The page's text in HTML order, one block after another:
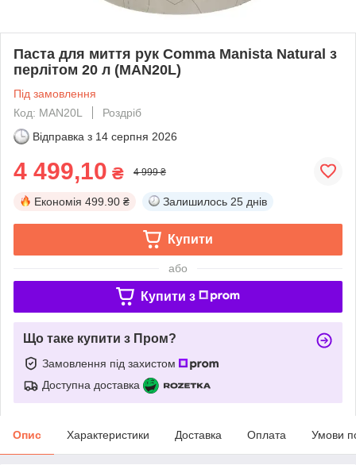
Паста для миття рук Comma Manista Natural з
перлітом 20 л (MAN20L)
Під замовлення
Код: MAN20L
Роздріб
Відправка з 14 серпня 2026
4 499,10 ₴ 4 999 ₴
Економія 499.90 ₴ Залишилось 25 днів
Купити
або
Купити з
Що таке купити з Пром?
Замовлення під захистом
Доступна доставка
Опис Характеристики Доставка Оплата Умови